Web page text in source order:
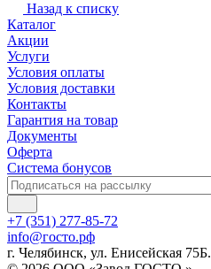
Назад к списку
Каталог
Акции
Услуги
Условия оплаты
Условия доставки
Контакты
Гарантия на товар
Документы
Оферта
Система бонусов
+7 (351) 277-85-72
info@госто.рф
г. Челябинск, ул. Енисейская 75Б.